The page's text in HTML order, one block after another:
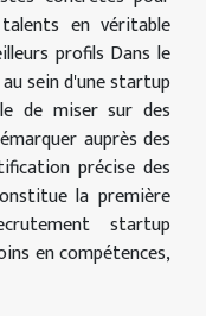
en véritable
profils Dans le
sein d'une startup
de miser sur des
auprès des
précise des
la première
startup
en compétences,